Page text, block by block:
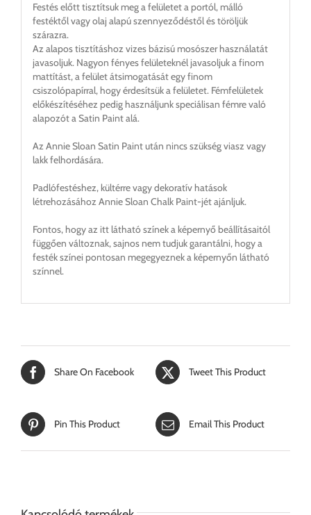
Festés előtt tisztítsuk meg a felületet a portól, málló
festéktől vagy olaj alapú szennyeződéstől és töröljük
szárazra.
Az alapos tisztításhoz vizes bázisú mosószer használatát
javasoljuk. Nagyon fényes felületeknél javasoljuk a finom
mattítást, a felület átsimogatását egy finom
csiszolópapírral, hogy érdesítsük a felületet. Fémfelületek
előkészítéséhez pedig használjunk speciálisan fémre való
alapozót a Satin Paint alá.
Az Annie Sloan Satin Paint után nincs szükség viasz vagy
lakk felhordására.
Padlófestéshez, kültérre vagy dekoratív hatások
létrehozásához Annie Sloan Chalk Paint-jét ajánljuk.
Fontos, hogy az itt látható színek a képernyő beállításaitól
függően változnak, sajnos nem tudjuk garantálni, hogy a
festék színei pontosan megegyeznek a képernyőn látható
színnel.
Share On Facebook Tweet This Product
Pin This Product Email This Product